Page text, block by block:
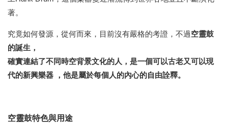
著。
究竟如何發源，從何而來，目前沒有嚴格的考證，不過空靈鼓
的誕生，
確實連結了不同時空背景文化的人，是一個可以古老又可以現
代的新興樂器 ， 他是屬於每個人的內心的自由詮釋。
空靈鼓特色與用途